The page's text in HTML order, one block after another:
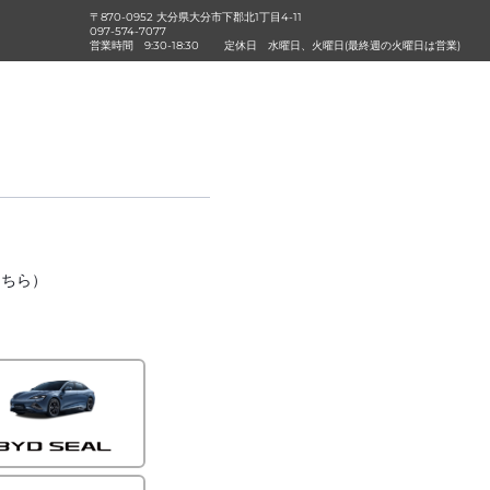
〒870-0952 大分県大分市下郡北1丁目4-11
097-574-7077
営業時間
9:30-18:30 定休日 水曜日、火曜日(最終週の火曜日は営業)
ら）